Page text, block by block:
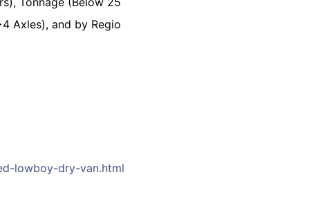
Axles), and by Regio
lowboy-dry-van.html